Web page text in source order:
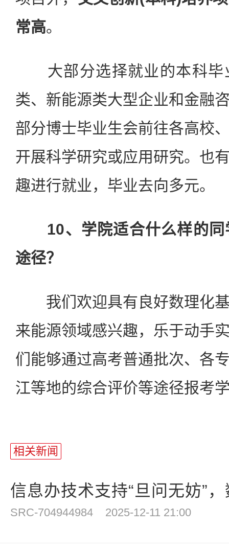
常高。
大部分选择就业的本科毕
类、新能源类大型企业和金融
部分博士毕业生会前往各高校
开展科学研究或应用研究。也
趣进行就业，毕业去向多元。
10、学院适合什么样的
途径？
我们欢迎具有良好数理化基
来能源领域感兴趣，乐于动手
们能够通过高考普通批次、各
江等地的综合评价等途径报考
相关新闻
信息办技术支持“旦问无妨”
SRC-704944984 2025-12-11 21:00